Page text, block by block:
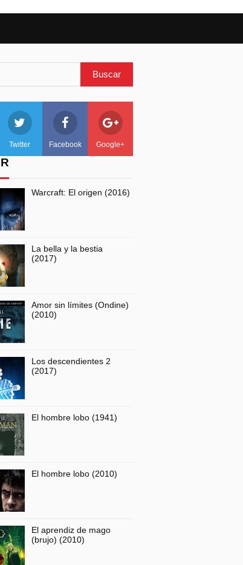
Twitter Facebook Google+
Warcraft: El origen (2016)
La bella y la bestia
(2017)
Amor sin límites (Ondine)
(2010)
Los descendientes 2
(2017)
El hombre lobo (1941)
El hombre lobo (2010)
El aprendiz de mago
(brujo) (2010)